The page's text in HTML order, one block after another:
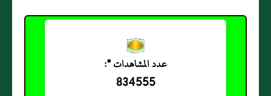
عدد المشاهدات *:
834555